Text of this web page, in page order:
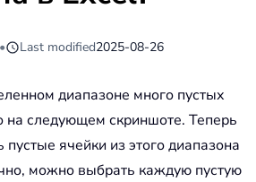
• Last modified2025-08-26
диапазоне много пустых
на следующем скриншоте. Теперь
ячейки из этого диапазона
можно выбрать каждую пустую